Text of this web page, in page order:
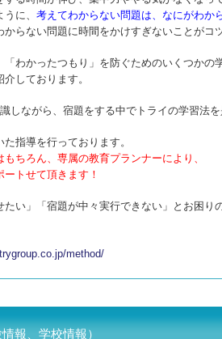
に、 考えてわからない問題は、なにがわか
からない問題に時間をかけすぎないことがコ
わかったつもり」を防ぐためのいくつかの
しております。
しながら、宿題をする中でトライの学習法
指導を行っております。
ちろん、専属の教育プランナーにより、
トせて頂きます！
い」「宿題が中々実行できない」とお困り
method/
報、学校情報）